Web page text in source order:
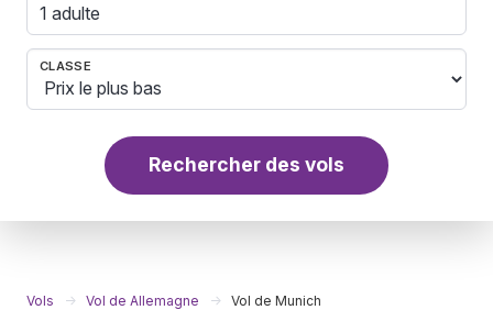
1 adulte
CLASSE
Rechercher des vols
Vols Vol de Allemagne Vol de Munich